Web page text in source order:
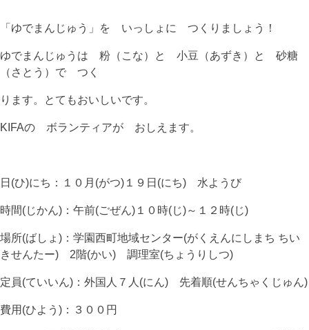
「ゆでまんじゅう」を いっしょに つくりましょう！
ゆでまんじゅうは 粉（こな）と 小豆（あずき）と 砂糖
（さとう）で つく
ります。とてもおいしいです。
KIFAの ボランティアが おしえます。
日(ひ)にち：１０月(がつ)１９日(にち) 水ようび
時間(じかん)：午前(ごぜん)１０時(じ)～１２時(じ)
場所(ばしょ)：学園西町地域センター(がくえんにしまち ちい
きせんたー) 2階(かい) 調理室(ちょうりしつ)
定員(ていいん)：外国人７人(にん) 先着順(せんちゃくじゅん)
費用(ひよう)：３００円